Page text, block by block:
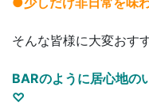
そんな皆様に大変おす
BARのように居心地の
♡